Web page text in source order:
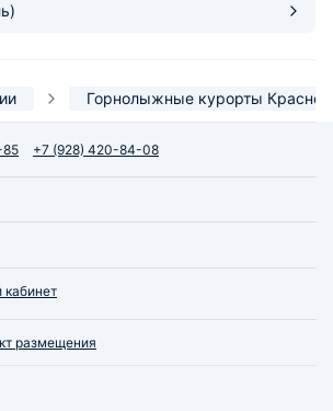
Горнолыжные курорты
85 +7 (928) 420-84-08
кабинет
размещения